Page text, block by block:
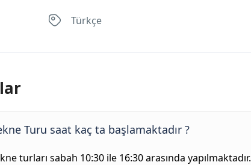
Türkçe
Turu saat kaç ta başlamaktadır ?
turları sabah 10:30 ile 16:30 arasında